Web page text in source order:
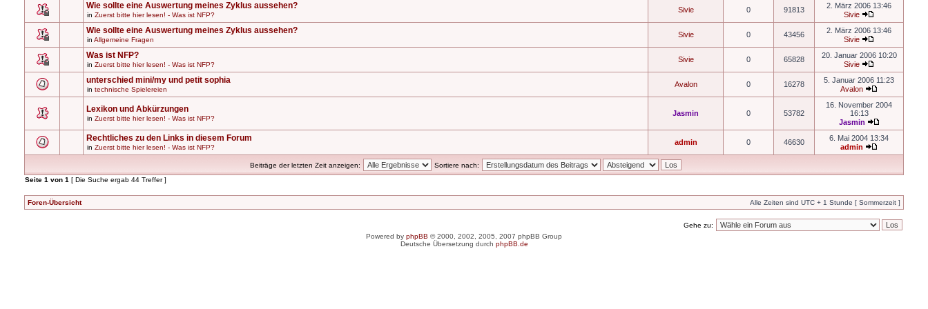
Wie sollte eine Auswertung meines Zyklus aussehen?
in Zuerst bitte hier lesen! - Was ist NFP?
Sivie 0 91813
2. März 2006 13:46
Sivie
Wie sollte eine Auswertung meines Zyklus aussehen?
in Allgemeine Fragen
Sivie 0 43456
2. März 2006 13:46
Sivie
Was ist NFP?
in Zuerst bitte hier lesen! - Was ist NFP?
Sivie 0 65828
20. Januar 2006 10:20
Sivie
unterschied mini/my und petit sophia
in technische Spielereien
Avalon 0 16278
5. Januar 2006 11:23
Avalon
Lexikon und Abkürzungen
in Zuerst bitte hier lesen! - Was ist NFP?
Jasmin 0 53782
16. November 2004
16:13
Jasmin
Rechtliches zu den Links in diesem Forum
in Zuerst bitte hier lesen! - Was ist NFP?
admin 0 46630
6. Mai 2004 13:34
admin
Beiträge der letzten Zeit anzeigen:
Sortiere nach:
Seite 1 von 1 [ Die Suche ergab 44 Treffer ]
Foren-Übersicht Alle Zeiten sind UTC + 1 Stunde [ Sommerzeit ]
Gehe zu:
Powered by phpBB © 2000, 2002, 2005, 2007 phpBB Group
Deutsche Übersetzung durch phpBB.de